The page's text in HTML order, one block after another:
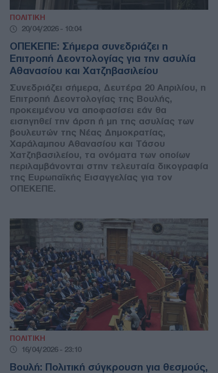
ΠΟΛΙΤΙΚΗ
20/04/2026 - 10:04
ΟΠΕΚΕΠΕ: Σήμερα συνεδριάζει η
Επιτροπή Δεοντολογίας για την ασυλία
Αθανασίου και Χατζηβασιλείου
Συνεδριάζει σήμερα, Δευτέρα 20 Απριλίου, η
Επιτροπή Δεοντολογίας της Βουλής,
προκειμένου να αποφασίσει εάν θα
εισηγηθεί την άρση ή μη της ασυλίας των
βουλευτών της Νέας Δημοκρατίας,
Χαράλαμπου Αθανασίου και Τάσου
Χατζηβασιλείου, τα ονόματα των οποίων
περιλαμβάνονται στην τελευταία δικογραφία
της Ευρωπαϊκής Εισαγγελίας για τον
ΟΠΕΚΕΠΕ.
ΠΟΛΙΤΙΚΗ
16/04/2026 - 23:10
Βουλή: Πολιτική σύγκρουση για θεσμούς,